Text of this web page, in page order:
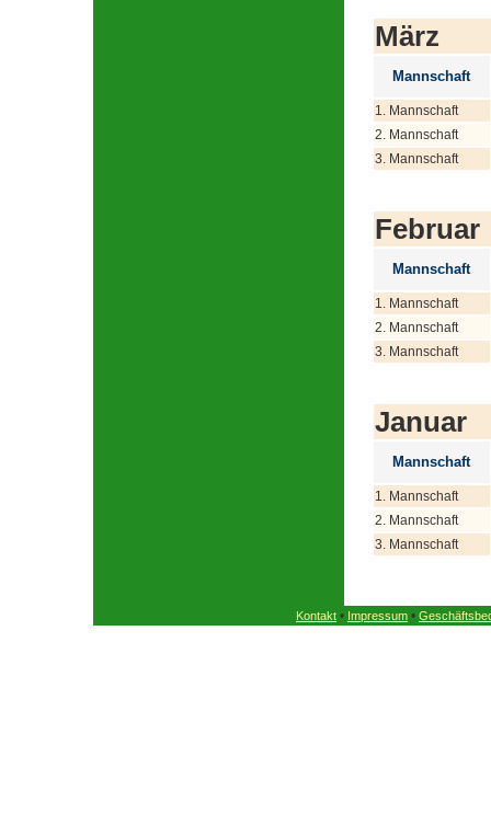
März
Mannschaft
1. Mannschaft
2. Mannschaft
3. Mannschaft
Februar
Mannschaft
1. Mannschaft
2. Mannschaft
3. Mannschaft
Januar
Mannschaft
1. Mannschaft
2. Mannschaft
3. Mannschaft
Kontakt • Impressum •